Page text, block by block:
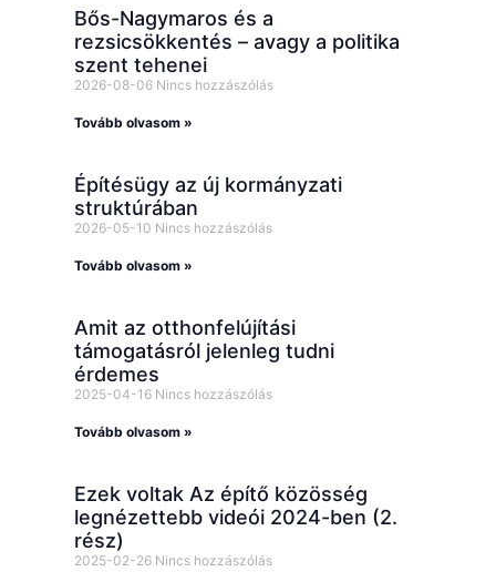
Bős-Nagymaros és a
rezsicsökkentés – avagy a politika
szent tehenei
2026-08-06 Nincs hozzászólás
Tovább olvasom »
Építésügy az új kormányzati
struktúrában
2026-05-10 Nincs hozzászólás
Tovább olvasom »
Amit az otthonfelújítási
támogatásról jelenleg tudni
érdemes
2025-04-16 Nincs hozzászólás
Tovább olvasom »
Ezek voltak Az építő közösség
legnézettebb videói 2024-ben (2.
rész)
2025-02-26 Nincs hozzászólás